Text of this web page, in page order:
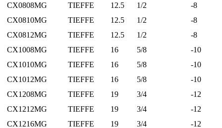
CX0808MG
TIEFFE 12.5 1/2 -8
CX0810MG
TIEFFE 12.5 1/2 -8
CX0812MG
TIEFFE 12.5 1/2 -8
CX1008MG
TIEFFE 16 5/8 -10
CX1010MG
TIEFFE 16 5/8 -10
CX1012MG
TIEFFE 16 5/8 -10
CX1208MG
TIEFFE 19 3/4 -12
CX1212MG
TIEFFE 19 3/4 -12
CX1216MG
TIEFFE 19 3/4 -12